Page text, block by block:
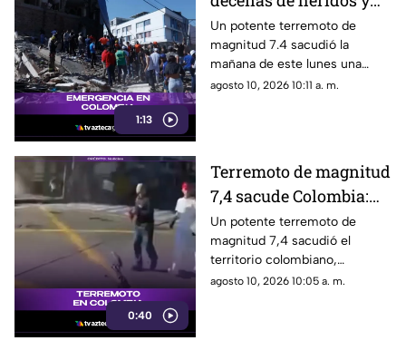
1:13
graves daños
materiales tras
terremoto en Colombia
Un potente terremoto de
magnitud 7.4 sacudió la
mañana de este lunes una
amplia región del territorio
infraestructuras de varias
ciudades del oeste y centro
del país.
agosto 10, 2026 10:11 a. m.
0:40
Terremoto de magnitud
7,4 sacude Colombia:
Colapsa edificio de tres
pisos en Pereira
Un potente terremoto de
magnitud 7,4 sacudió el
territorio colombiano,
provocando momentos de
agosto 10, 2026 10:05 a. m.